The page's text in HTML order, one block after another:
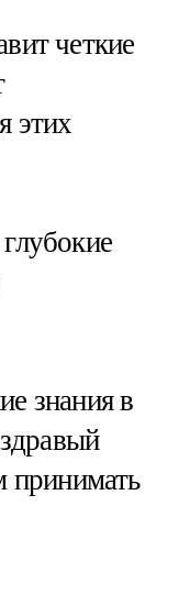
четкие
этих
знания в
принимать